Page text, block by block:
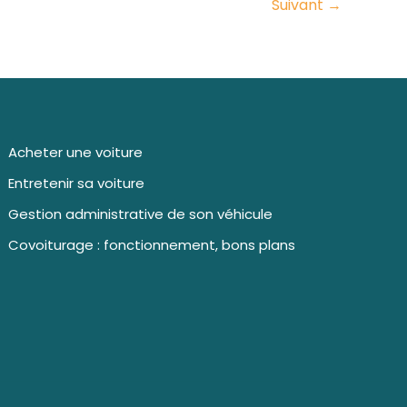
Suivant →
Acheter une voiture
Entretenir sa voiture
Gestion administrative de son véhicule
Covoiturage : fonctionnement, bons plans